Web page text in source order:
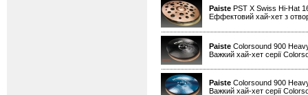
Paiste PST X Swiss Hi-Hat
Еффектовий хай-хет з
Paiste Colorsound 900
Важкий хай-хет серії
Paiste Colorsound 900
Важкий хай-хет серії